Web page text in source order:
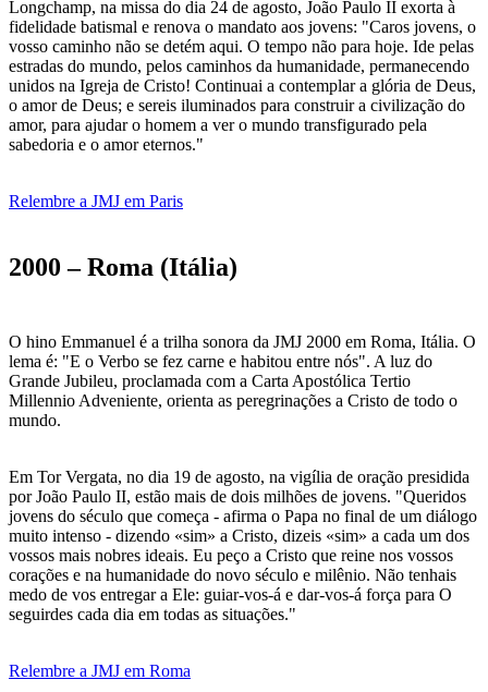
Longchamp, na missa do dia 24 de agosto, João Paulo II exorta à
fidelidade batismal e renova o mandato aos jovens: "Caros jovens, o
vosso caminho não se detém aqui. O tempo não para hoje. Ide pelas
estradas do mundo, pelos caminhos da humanidade, permanecendo
unidos na Igreja de Cristo! Continuai a contemplar a glória de Deus,
o amor de Deus; e sereis iluminados para construir a civilização do
amor, para ajudar o homem a ver o mundo transfigurado pela
sabedoria e o amor eternos."
Relembre a JMJ em Paris
2000 – Roma (Itália)
O hino Emmanuel é a trilha sonora da JMJ 2000 em Roma, Itália. O
lema é: "E o Verbo se fez carne e habitou entre nós". A luz do
Grande Jubileu, proclamada com a Carta Apostólica Tertio
Millennio Adveniente, orienta as peregrinações a Cristo de todo o
mundo.
Em Tor Vergata, no dia 19 de agosto, na vigília de oração presidida
por João Paulo II, estão mais de dois milhões de jovens. "Queridos
jovens do século que começa - afirma o Papa no final de um diálogo
muito intenso - dizendo «sim» a Cristo, dizeis «sim» a cada um dos
vossos mais nobres ideais. Eu peço a Cristo que reine nos vossos
corações e na humanidade do novo século e milênio. Não tenhais
medo de vos entregar a Ele: guiar-vos-á e dar-vos-á força para O
seguirdes cada dia em todas as situações."
Relembre a JMJ em Roma